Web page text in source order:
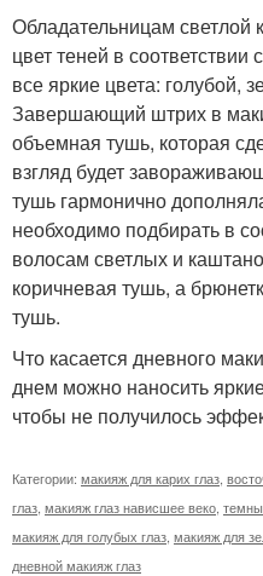
Обладательницам светлой
цвет теней в
все яркие цвета: голубой,
Завершающий штрих в
объемная тушь, которая
взгляд будет
тушь гармонично
необходимо подбирать в
волосам светлых и
коричневая тушь, а
тушь.
Что касается дневного
днем можно наносить
чтобы не получилось
Категории: макияж для карих глаз
глаз макияж глаз нависшее веко
макияж для голубых глаз макияж для
дневной макияж глаз